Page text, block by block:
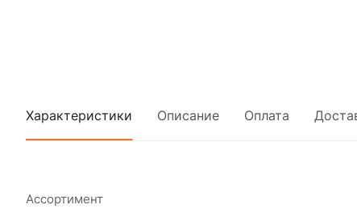
Характеристики Описание Оплата
Ассортимент